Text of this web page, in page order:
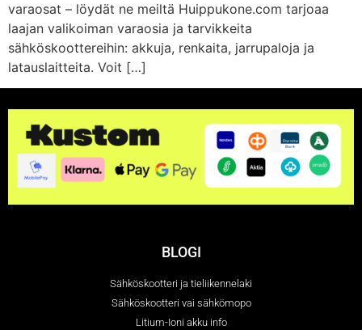
varaosat – löydät ne meiltä Huippukone.com tarjoaa
laajan valikoiman varaosia ja tarvikkeita
sähköskoottereihin: akkuja, renkaita, jarrupaloja ja
latauslaitteita. Voit […]
BLOGI
Sähköskootteri ja tieliikennelaki
Sähköskootteri vai sähkömopo
Litium-Ioni akku info